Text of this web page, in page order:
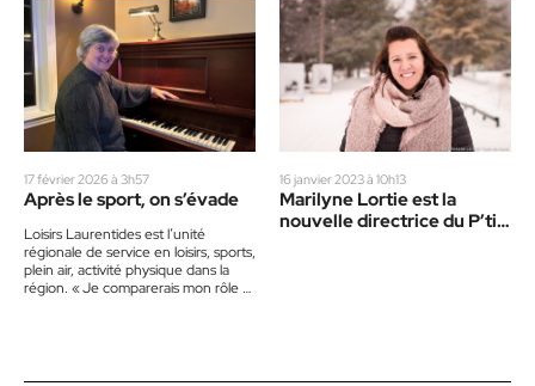
17 février 2026 à 3h57
Après le sport, on s’évade
Loisirs Laurentides est l’unité
régionale de service en loisirs, sports,
plein air, activité physique dans la
région. « Je comparerais mon rôle à
16 janvier 2023 à 10h13
Marilyne Lortie est la
nouvelle directrice du P’tit